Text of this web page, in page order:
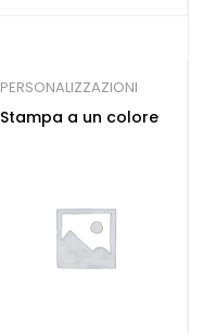
PERSONALIZZAZIONI
Stampa a un colore